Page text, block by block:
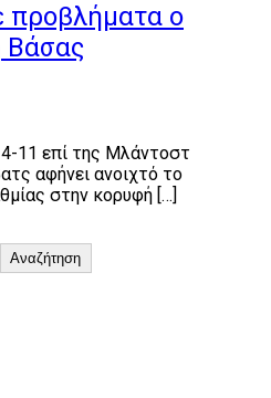
προβλήματα ο
Βάσας
11 επί της Μλάντοστ
αφήνει ανοιχτό το
στην κορυφή […]
Αναζήτηση